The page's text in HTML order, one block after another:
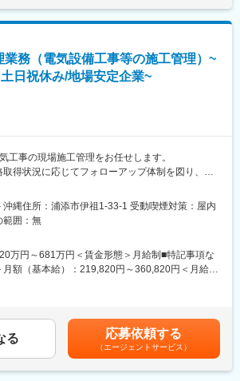
化を目指し、立地特性や利用者層に応じたレイア
行うため、実践的なマーケティング力・分析力
た法改正も追い風となりニーズが拡大。土地の有
題の解決に貢献できる社会性の高い事業です。
院、SAGAサンライズパーク SAGAアクアなど
に車での直行直帰となります。宿泊を伴う出張は
クトにより様々ですが、平均して約1年
（フォローアップ研修、主任研修、係長研修な
若手技術者研修、現場代理人研修、システム、
策のひとつとして、いち早くZEB（ゼロ・エネル
技術開発に取り組み、当社つくばみらい技術セン
年度実績で全館のZEBを達成いたしました。
通じて上下する可能性があります。月給(月額)は固
表記です。
業務（電気設備工事等の施工管理）~
日祝休み/地場安定企業~
工事の現場施工管理をお任せします。
得状況に応じてフォローアップ体制を図り、習
、官公庁、ゼネコン・サブコンが主な顧客で、
縄全域となります。
は完全週休二日制（土日祝）となります。現場に
社になる場合がありますが、振休などを取得し、
してます。
休日の際も会社として年次有給休暇の取得を推奨
沖縄住所：浦添市伊祖1-33-1 受動喫煙対策：屋内
範囲：無
万円～681万円＜賃金形態＞月給制■特記事項な
月額（基本給）：219,820円～360,820円＜月給＞
見込みの年収となります。賃金はあくまでも目安
選考を通じて上下する可能性があります。月給(月
含めた表記です。
る 応募依頼する
（エージェントサービス）